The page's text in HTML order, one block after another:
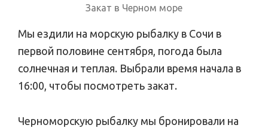
Закат в Черном море
Мы ездили на морскую рыбалку в Сочи в
первой половине сентября, погода была
солнечная и теплая. Выбрали время начала в
16:00, чтобы посмотреть закат.
Черноморскую рыбалку мы бронировали на